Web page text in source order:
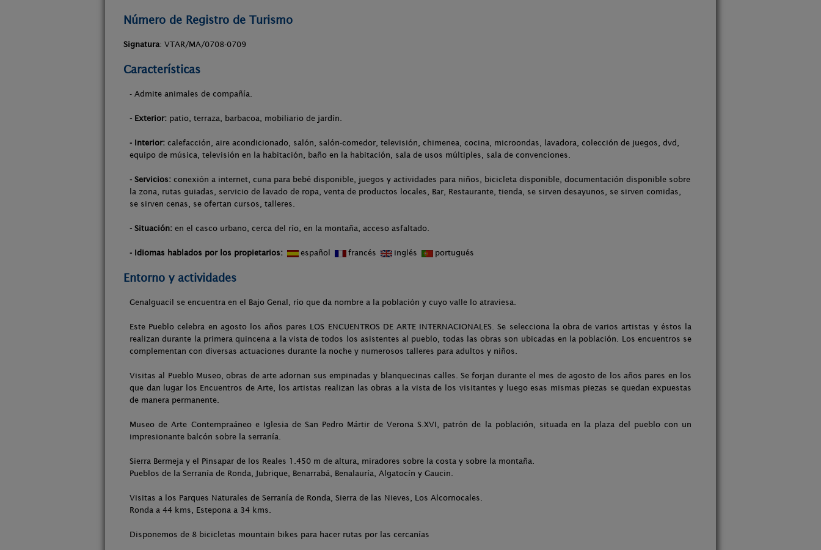
Número de Registro de Turismo
Signatura: VTAR/MA/0708-0709
Características
- Admite animales de compañía.
- Exterior: patio, terraza, barbacoa, mobiliario de jardín.
- Interior: calefacción, aire acondicionado, salón, salón-comedor, televisión, chimenea, cocina, microondas, lavadora, colección de juegos, dvd,
equipo de música, televisión en la habitación, baño en la habitación, sala de usos múltiples, sala de convenciones.
- Servicios: conexión a internet, cuna para bebé disponible, juegos y actividades para niños, bicicleta disponible, documentación disponible sobre
la zona, rutas guiadas, servicio de lavado de ropa, venta de productos locales, Bar, Restaurante, tienda, se sirven desayunos, se sirven comidas,
se sirven cenas, se ofertan cursos, talleres.
- Situación: en el casco urbano, cerca del río, en la montaña, acceso asfaltado.
- Idiomas hablados por los propietarios: español francés inglés portugués
Entorno y actividades
Genalguacil se encuentra en el Bajo Genal, río que da nombre a la población y cuyo valle lo atraviesa.
Este Pueblo celebra en agosto los años pares LOS ENCUENTROS DE ARTE INTERNACIONALES. Se selecciona la obra de varios artistas y éstos la
realizan durante la primera quincena a la vista de todos los asistentes al pueblo, todas las obras son ubicadas en la población. Los encuentros se
complementan con diversas actuaciones durante la noche y numerosos talleres para adultos y niños.
Visitas al Pueblo Museo, obras de arte adornan sus empinadas y blanquecinas calles. Se forjan durante el mes de agosto de los años pares en los
que dan lugar los Encuentros de Arte, los artistas realizan las obras a la vista de los visitantes y luego esas mismas piezas se quedan expuestas
de manera permanente.
Museo de Arte Contempraáneo e Iglesia de San Pedro Mártir de Verona S.XVI, patrón de la población, situada en la plaza del pueblo con un
impresionante balcón sobre la serranía.
Sierra Bermeja y el Pinsapar de los Reales 1.450 m de altura, miradores sobre la costa y sobre la montaña.
Pueblos de la Serranía de Ronda, Jubrique, Benarrabá, Benalauría, Algatocín y Gaucin.
Visitas a los Parques Naturales de Serranía de Ronda, Sierra de las Nieves, Los Alcornocales.
Ronda a 44 kms, Estepona a 34 kms.
Disponemos de 8 bicicletas mountain bikes para hacer rutas por las cercanías